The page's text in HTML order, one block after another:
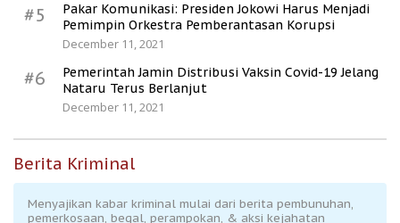
#5
Pakar Komunikasi: Presiden Jokowi Harus Menjadi
Pemimpin Orkestra Pemberantasan Korupsi
December 11, 2021
#6
Pemerintah Jamin Distribusi Vaksin Covid-19 Jelang
Nataru Terus Berlanjut
December 11, 2021
Berita Kriminal
Menyajikan kabar kriminal mulai dari berita pembunuhan,
pemerkosaan, begal, perampokan, & aksi kejahatan